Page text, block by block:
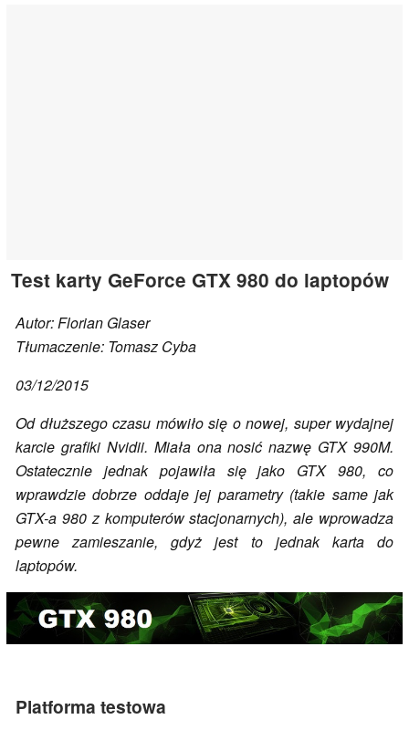
Test karty GeForce GTX 980 do laptopów
Autor: Florian Glaser
Tłumaczenie: Tomasz Cyba
03/12/2015
Od dłuższego czasu mówiło się o nowej, super wydajnej
karcie grafiki Nvidii. Miała ona nosić nazwę GTX 990M.
Ostatecznie jednak pojawiła się jako GTX 980, co
wprawdzie dobrze oddaje jej parametry (takie same jak
GTX-a 980 z komputerów stacjonarnych), ale wprowadza
pewne zamieszanie, gdyż jest to jednak karta do
laptopów.
Platforma testowa